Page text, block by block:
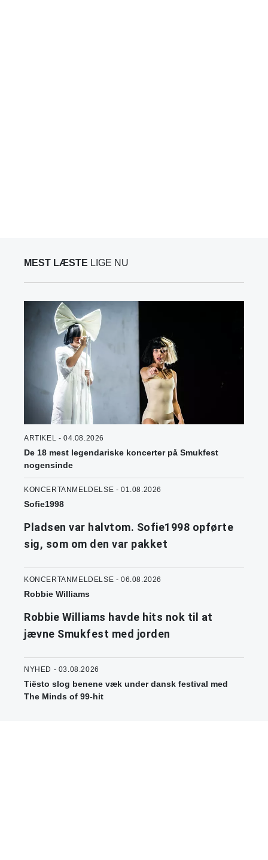
MEST LÆSTE LIGE NU
ARTIKEL - 04.08.2026
De 18 mest legendariske koncerter på Smukfest
nogensinde
KONCERTANMELDELSE - 01.08.2026
Sofie1998
Pladsen var halvtom. Sofie1998 opførte
sig, som om den var pakket
KONCERTANMELDELSE - 06.08.2026
Robbie Williams
Robbie Williams havde hits nok til at
jævne Smukfest med jorden
NYHED - 03.08.2026
Tiësto slog benene væk under dansk festival med
The Minds of 99-hit